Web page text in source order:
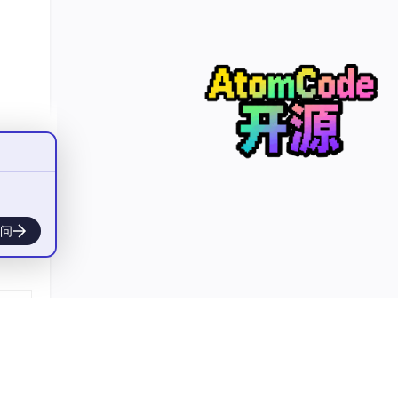
。
AI
，
说
关